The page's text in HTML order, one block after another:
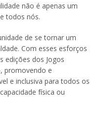
não é apenas um
todos nós.
de se tornar um
Com esses esforços
edições dos Jogos
promovendo e
e inclusiva para todos os
física ou